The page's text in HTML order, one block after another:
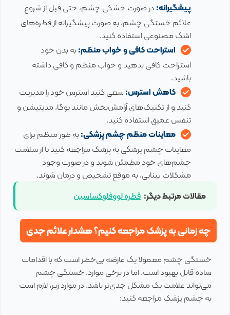
پیشگیرانه:در صورت خشکی چشم، حتی قبل از شروع
علائم خستگی چشم، به صورت پیشگیرانه از قطره‌های
اشک مصنوعی استفاده کنید.
استراحت کافی و خواب منظم:به بدن خود
استراحت کافی بدهید و خواب منظم و کافی داشته
باشید.
کاهش استرس:سعی کنید استرس خود را مدیریت
کنید و از تکنیک‌های آرامش‌بخش مانند یوگا، مدیتیشن و
تنفس عمیق استفاده کنید.
معاینات منظم چشم پزشکی:به طور منظم برای
معاینات چشم پزشکی به پزشک مراجعه کنید تا از سلامت
چشم‌های خود مطمئن شوید و در صورت وجود
مشکلات بینایی، به موقع تشخیص و درمان شوند.
مقالات مرتبط دیگر: قطره لووفلوکساسین
چه زمانی به پزشک مراجعه کنیم؟ هشدار علائم جدی
خستگی چشم معمولا یک عارضه بی‌خطر است که با اقدامات
ساده قابل بهبود است. اما در برخی موارد، خستگی چشم
می‌تواند علامت یک مشکل جدی‌تر باشد. در موارد زیر، لازم است
به چشم پزشک مراجعه کنید: